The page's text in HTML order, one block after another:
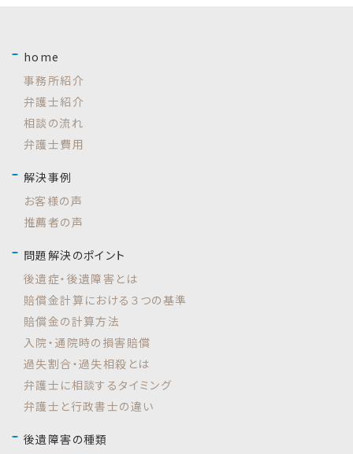
home
事務所紹介
弁護士紹介
相談の流れ
弁護士費用
解決事例
お客様の声
推薦者の声
問題解決のポイント
後遺症・後遺障害とは
賠償金計算における３つの基準
賠償金の計算方法
入院・通院時の損害賠償
過失割合・過失相殺とは
弁護士に相談するタイミング
弁護士と行政書士の違い
後遺障害の種類